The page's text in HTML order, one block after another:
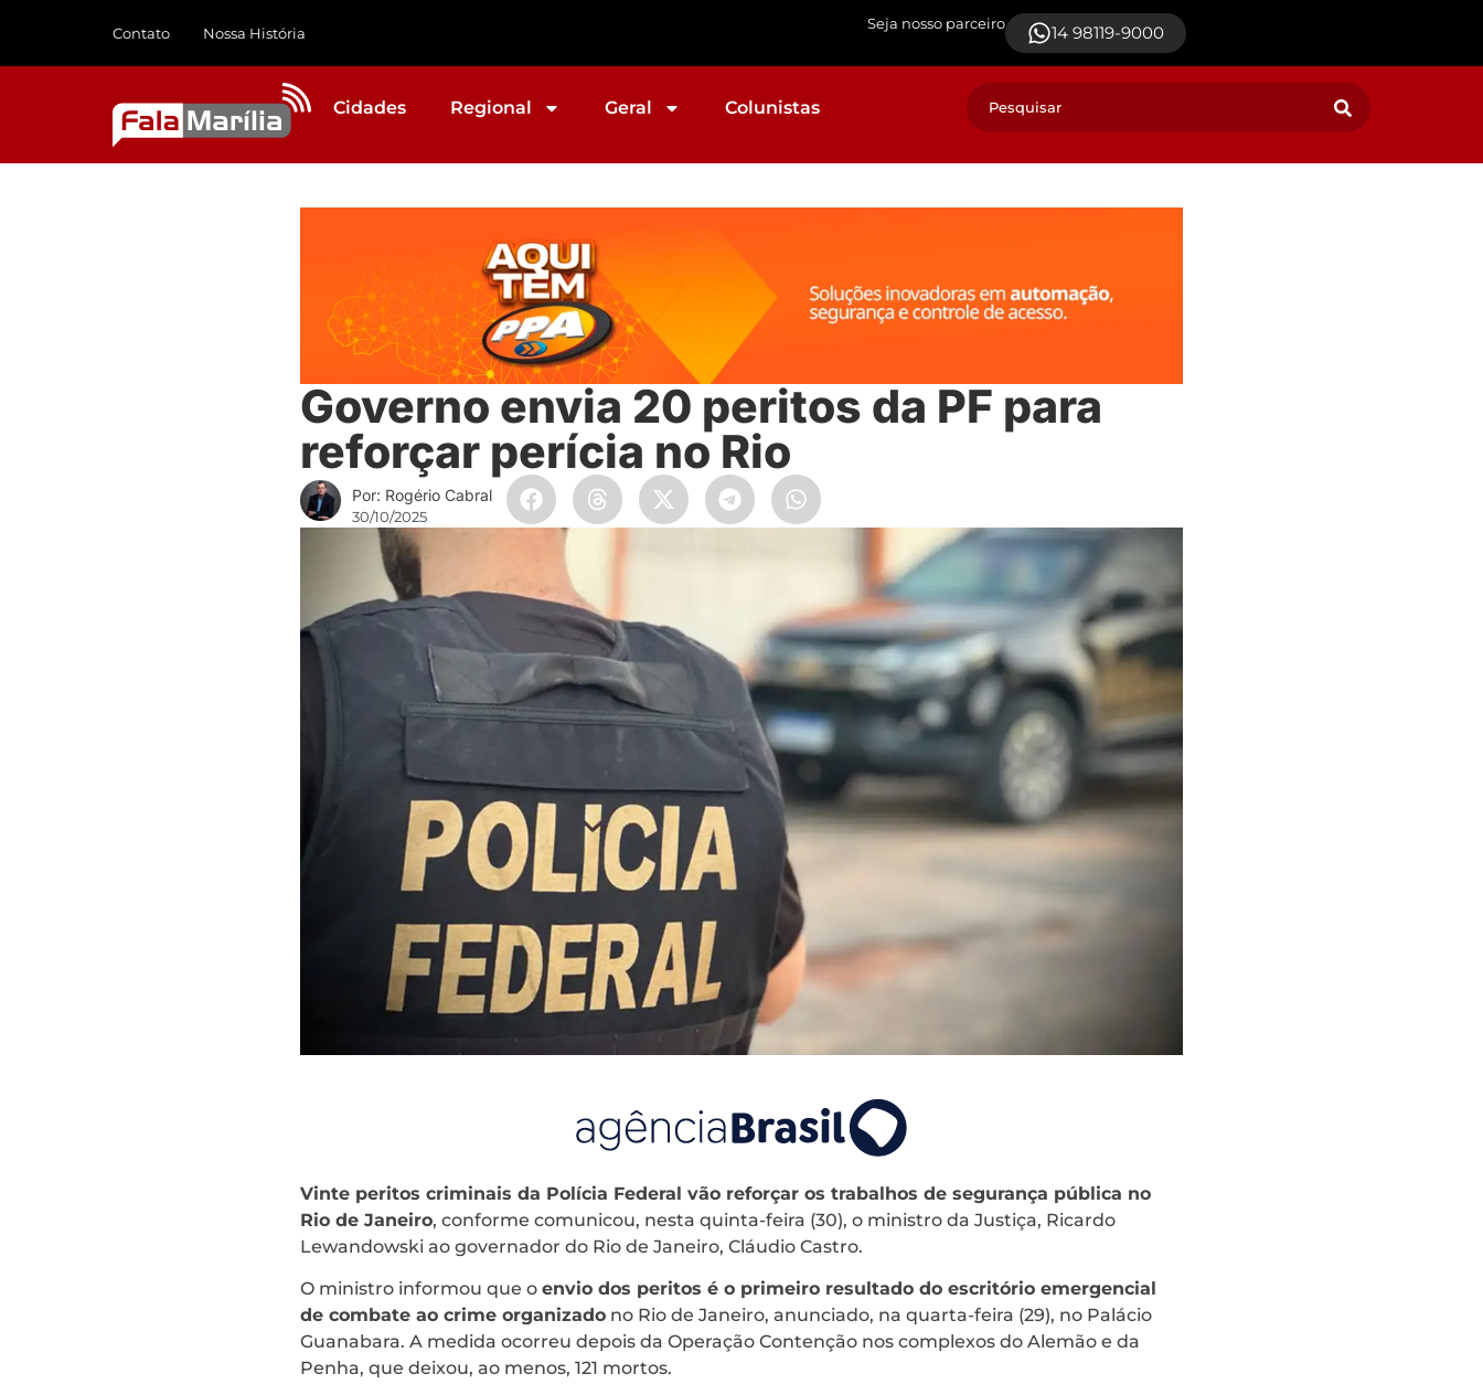
Contato Nossa História
Seja nosso parceiro 14 98119-9000
Cidades Regional Geral Colunistas
Governo envia 20 peritos da PF para
reforçar perícia no Rio
Por: Rogério Cabral
30/10/2025
Vinte peritos criminais da Polícia Federal vão reforçar os trabalhos de segurança pública no
Rio de Janeiro, conforme comunicou, nesta quinta-feira (30), o ministro da Justiça, Ricardo
Lewandowski ao governador do Rio de Janeiro, Cláudio Castro.
O ministro informou que o envio dos peritos é o primeiro resultado do escritório emergencial
de combate ao crime organizado no Rio de Janeiro, anunciado, na quarta-feira (29), no Palácio
Guanabara. A medida ocorreu depois da Operação Contenção nos complexos do Alemão e da
Penha, que deixou, ao menos, 121 mortos.